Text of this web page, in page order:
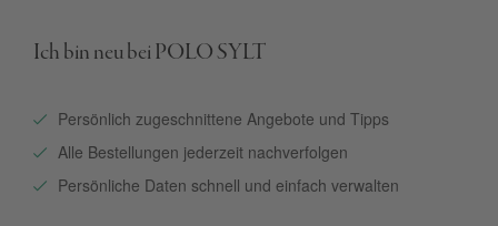
Ich bin neu bei POLO SYLT
Persönlich zugeschnittene Angebote und Tipps
Alle Bestellungen jederzeit nachverfolgen
Persönliche Daten schnell und einfach verwalten